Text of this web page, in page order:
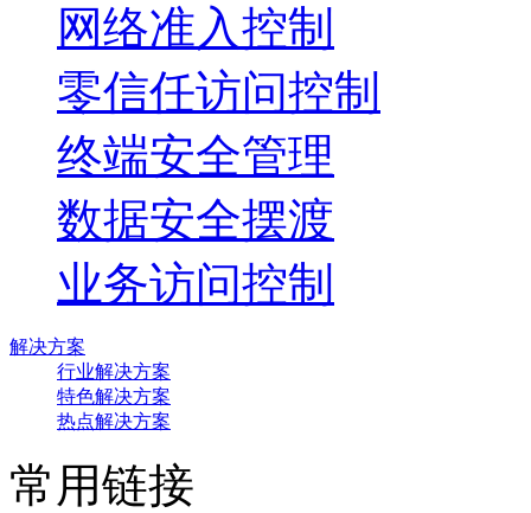
网络准入控制
零信任访问控制
终端安全管理
数据安全摆渡
业务访问控制
解决方案
行业解决方案
特色解决方案
热点解决方案
常用链接